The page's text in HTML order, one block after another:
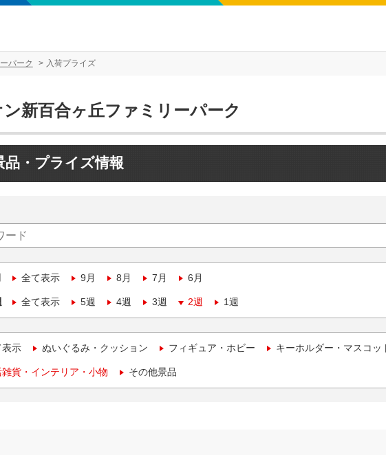
パーク 入荷プライズ
新百合ヶ丘ファミリーパーク
品・プライズ情報
全て表示 9月 8月 7月 6月
全て表示 5週 4週 3週 2週 1週
表示 ぬいぐるみ・クッション フィギュア・ホビー キーホルダー・マスコッ
貨・インテリア・小物 その他景品